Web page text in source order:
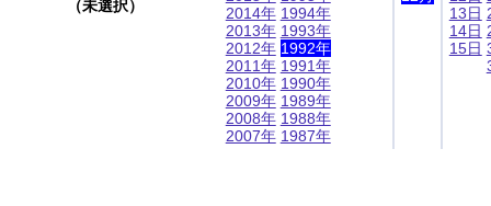
（未選択）
2014年
2013年
2012年
2011年
2010年
2009年
2008年
2007年
1994年
1993年
1992年
1991年
1990年
1989年
1988年
1987年
13日
14日
15日